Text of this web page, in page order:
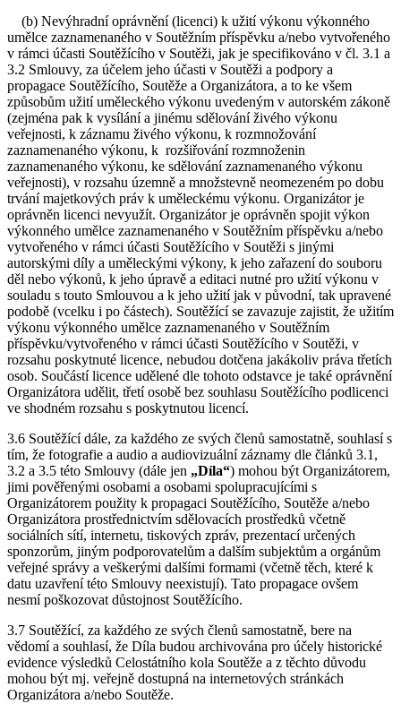
(b) Nevýhradní oprávnění (licenci) k užití výkonu výkonného
umělce zaznamenaného v Soutěžním příspěvku a/nebo vytvořeného
v rámci účasti Soutěžícího v Soutěži, jak je specifikováno v čl. 3.1 a
3.2 Smlouvy, za účelem jeho účasti v Soutěži a podpory a
propagace Soutěžícího, Soutěže a Organizátora, a to ke všem
způsobům užití uměleckého výkonu uvedeným v autorském zákoně
(zejména pak k vysílání a jinému sdělování živého výkonu
veřejnosti, k záznamu živého výkonu, k rozmnožování
zaznamenaného výkonu, k rozšiřování rozmnoženin
zaznamenaného výkonu, ke sdělování zaznamenaného výkonu
veřejnosti), v rozsahu územně a množstevně neomezeném po dobu
trvání majetkových práv k uměleckému výkonu. Organizátor je
oprávněn licenci nevyužít. Organizátor je oprávněn spojit výkon
výkonného umělce zaznamenaného v Soutěžním příspěvku a/nebo
vytvořeného v rámci účasti Soutěžícího v Soutěži s jinými
autorskými díly a uměleckými výkony, k jeho zařazení do souboru
děl nebo výkonů, k jeho úpravě a editaci nutné pro užití výkonu v
souladu s touto Smlouvou a k jeho užití jak v původní, tak upravené
podobě (vcelku i po částech). Soutěžící se zavazuje zajistit, že užitím
výkonu výkonného umělce zaznamenaného v Soutěžním
příspěvku/vytvořeného v rámci účasti Soutěžícího v Soutěži, v
rozsahu poskytnuté licence, nebudou dotčena jakákoliv práva třetích
osob. Součástí licence udělené dle tohoto odstavce je také oprávnění
Organizátora udělit, třetí osobě bez souhlasu Soutěžícího podlicenci
ve shodném rozsahu s poskytnutou licencí.
3.6 Soutěžící dále, za každého ze svých členů samostatně, souhlasí s
tím, že fotografie a audio a audiovizuální záznamy dle článků 3.1,
3.2 a 3.5 této Smlouvy (dále jen „Díla“) mohou být Organizátorem,
jimi pověřenými osobami a osobami spolupracujícími s
Organizátorem použity k propagaci Soutěžícího, Soutěže a/nebo
Organizátora prostřednictvím sdělovacích prostředků včetně
sociálních sítí, internetu, tiskových zpráv, prezentací určených
sponzorům, jiným podporovatelům a dalším subjektům a orgánům
veřejné správy a veškerými dalšími formami (včetně těch, které k
datu uzavření této Smlouvy neexistují). Tato propagace ovšem
nesmí poškozovat důstojnost Soutěžícího.
3.7 Soutěžící, za každého ze svých členů samostatně, bere na
vědomí a souhlasí, že Díla budou archivována pro účely historické
evidence výsledků Celostátního kola Soutěže a z těchto důvodu
mohou být mj. veřejně dostupná na internetových stránkách
Organizátora a/nebo Soutěže.